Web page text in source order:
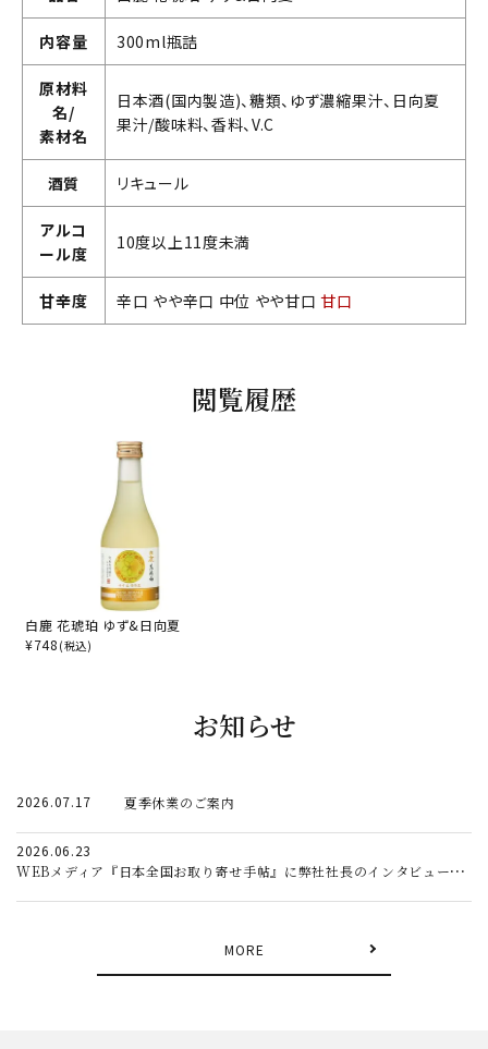
内容量 300ml瓶詰
原材料
名/
素材名
日本酒(国内製造)、糖類、ゆず濃縮果汁、日向夏
果汁/酸味料、香料、V.C
酒質 リキュール
アルコ
ール度
10度以上11度未満
甘辛度 辛口 やや辛口 中位 やや甘口甘口
閲覧履歴
白鹿 花琥珀 ゆず&日向夏
¥748 (税込)
お知らせ
2026.07.17 夏季休業のご案内
2026.06.23
WEBメディア『日本全国お取り寄せ手帖』に弊社社長のインタビュー記事が掲載されました。
MORE